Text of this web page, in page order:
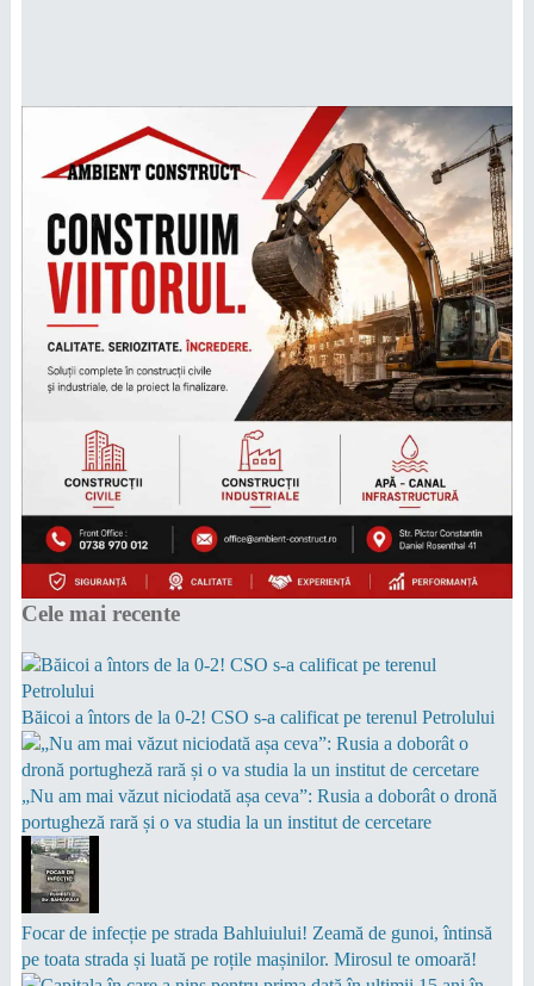
Cele mai recente
Băicoi a întors de la 0-2! CSO s-a calificat pe terenul Petrolului
„Nu am mai văzut niciodată așa ceva”: Rusia a doborât o dronă
portugheză rară și o va studia la un institut de cercetare
Focar de infecție pe strada Bahluiului! Zeamă de gunoi, întinsă
pe toata strada și luată pe roțile mașinilor. Mirosul te omoară!